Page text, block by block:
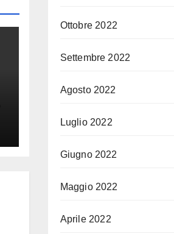
Ottobre 2022
Settembre 2022
Agosto 2022
Luglio 2022
Giugno 2022
Maggio 2022
Aprile 2022